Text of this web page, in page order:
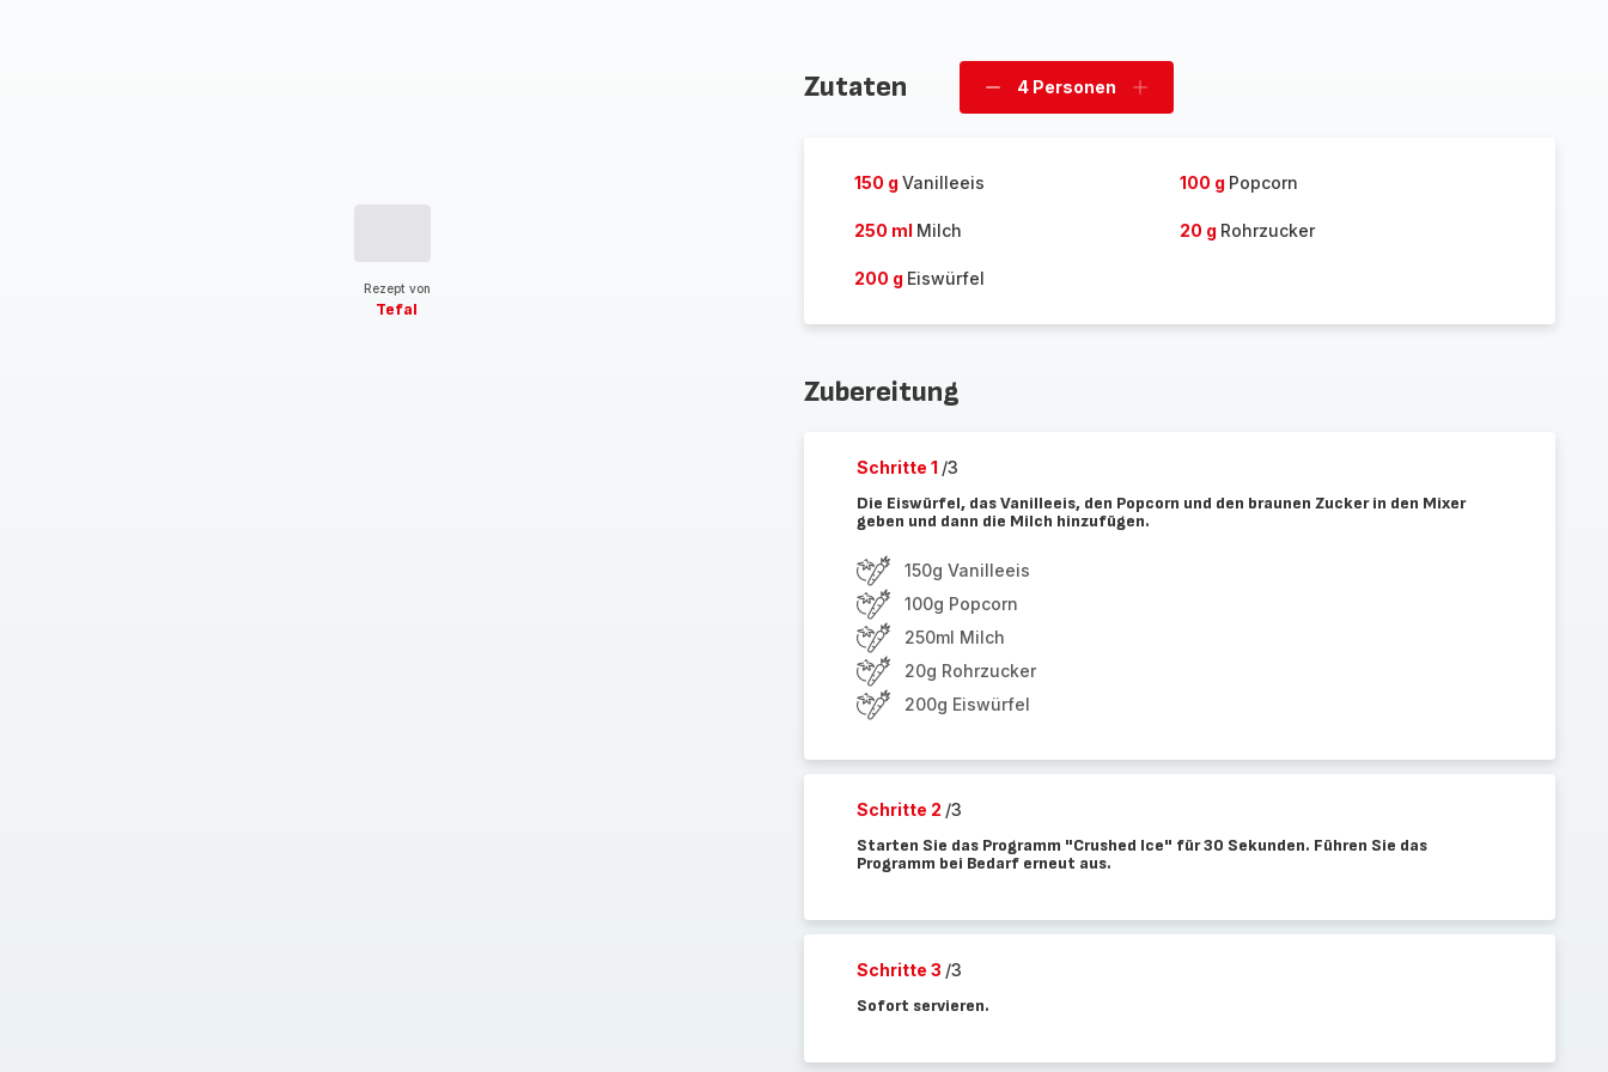
Rezept von
Tefal
Zutaten
Personen
4 Personen
Personen
150 g Vanilleeis 100 g Popcorn
250 ml Milch 20 g Rohrzucker
200 g Eiswürfel
Zubereitung
Schritte 1 /3
Die Eiswürfel, das Vanilleeis, den Popcorn und den braunen Zucker in den Mixer
geben und dann die Milch hinzufügen.
150g Vanilleeis
100g Popcorn
250ml Milch
20g Rohrzucker
200g Eiswürfel
Schritte 2 /3
Starten Sie das Programm "Crushed Ice" für 30 Sekunden. Führen Sie das
Programm bei Bedarf erneut aus.
Schritte 3 /3
Sofort servieren.